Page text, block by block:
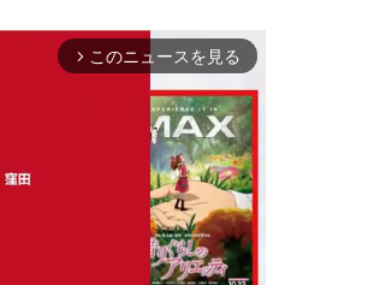
arrow_forward_ios このニュースを見る